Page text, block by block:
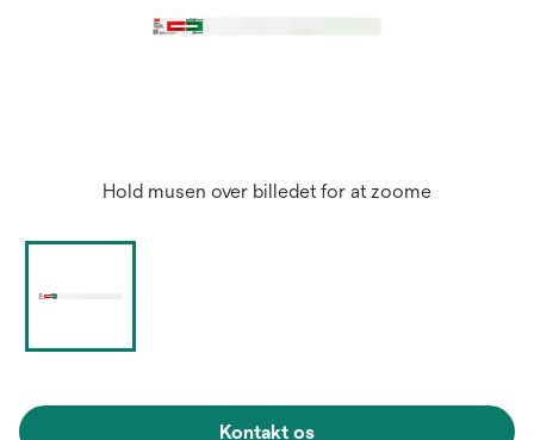
Hold musen over billedet for at zoome
Kontakt os